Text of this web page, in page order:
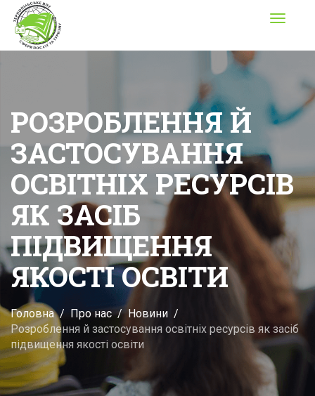
Toggle
РОЗРОБЛЕННЯ Й
ЗАСТОСУВАННЯ
ОСВІТНІХ РЕСУРСІВ
ЯК ЗАСІБ
ПІДВИЩЕННЯ
ЯКОСТІ ОСВІТИ
Головна Про нас
Новини
Розроблення й застосування освітніх ресурсів як засіб
підвищення якості освіти